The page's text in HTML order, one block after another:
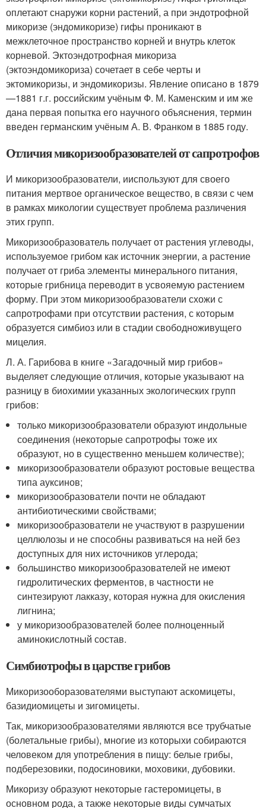
оплетают снаружи корни растений, а при эндотрофной
микоризе (эндомикоризе) гифы проникают в
межклеточное пространство корней и внутрь клеток
корневой. Эктоэндотрофная микориза
(эктоэндомикориза) сочетает в себе черты и
эктомикоризы, и эндомикоризы. Явление описано в 1879
—1881 г.г. российским учёным Ф. М. Каменским и им же
дана первая попытка его научного объяснения, термин
введен германским учёным А. В. Франком в 1885 году.
Отличия микоризообразователей от сапротрофов
И микоризообразователи, ииспользуют для своего
питания мертвое органическое вещество, в связи с чем
в рамках микологии существует проблема различения
этих групп.
Микоризообразователь получает от растения углеводы,
используемое грибом как источник энергии, а растение
получает от гриба элементы минерального питания,
которые грибница переводит в усвояемую растением
форму. При этом микоризообразователи схожи с
сапротрофами при отсутствии растения, с которым
образуется симбиоз или в стадии свободноживущего
мицелия.
Л. А. Гарибова в книге «Загадочный мир грибов»
выделяет следующие отличия, которые указывают на
разницу в биохимии указанных экологических групп
грибов:
только микоризообразователи образуют индольные
соединения (некоторые сапротрофы тоже их
образуют, но в существенно меньшем количестве);
микоризообразователи образуют ростовые вещества
типа ауксинов;
микоризообразователи почти не обладают
антибиотическими свойствами;
микоризообразователи не участвуют в разрушении
целлюлозы и не способны развиваться на ней без
доступных для них источников углерода;
большинство микоризообразователей не имеют
гидролитических ферментов, в частности не
синтезируют лакказу, которая нужна для окисления
лигнина;
у микоризообразователей более полноценный
аминокислотный состав.
Симбиотрофы в царстве грибов
Микоризооборазователями выступают аскомицеты,
базидиомицеты и зигомицеты.
Так, микоризообразователями являются все трубчатые
(болетальные грибы), многие из которыхи собираются
человеком для употребления в пищу: белые грибы,
подберезовики, подосиновики, моховики, дубовики.
Микоризу образуют некоторые гастеромицеты, в
основном рода, а также некоторые виды сумчатых